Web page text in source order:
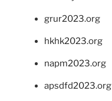
grur2023.org
hkhk2023.org
napm2023.org
apsdfd2023.org